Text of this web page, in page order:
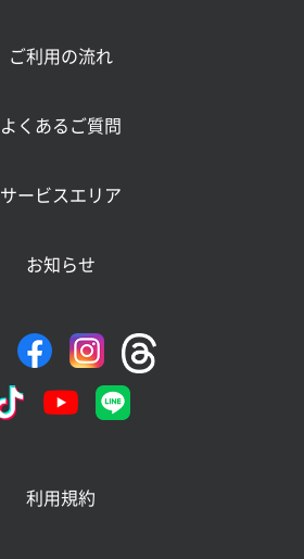
ご利用の流れ
よくあるご質問
サービスエリア
お知らせ
利用規約